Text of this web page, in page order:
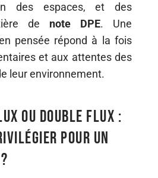
des espaces, et des
de note DPE. Une
pensée répond à la fois
et aux attentes des
leur environnement.
ou double flux :
pour un